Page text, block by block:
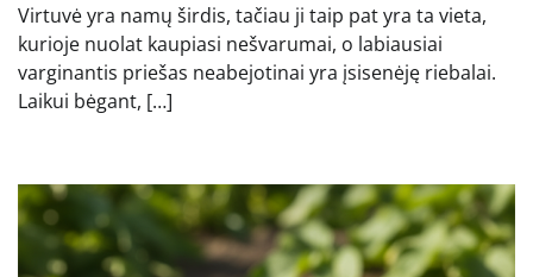
Virtuvė yra namų širdis, tačiau ji taip pat yra ta vieta,
kurioje nuolat kaupiasi nešvarumai, o labiausiai
varginantis priešas neabejotinai yra įsisenėję riebalai.
Laikui bėgant, […]